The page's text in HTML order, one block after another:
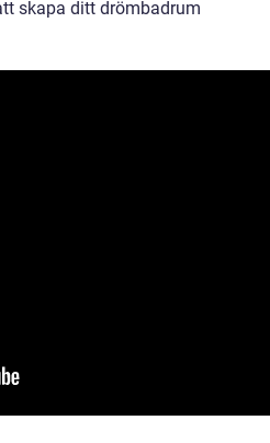
skapa ditt drömbadrum